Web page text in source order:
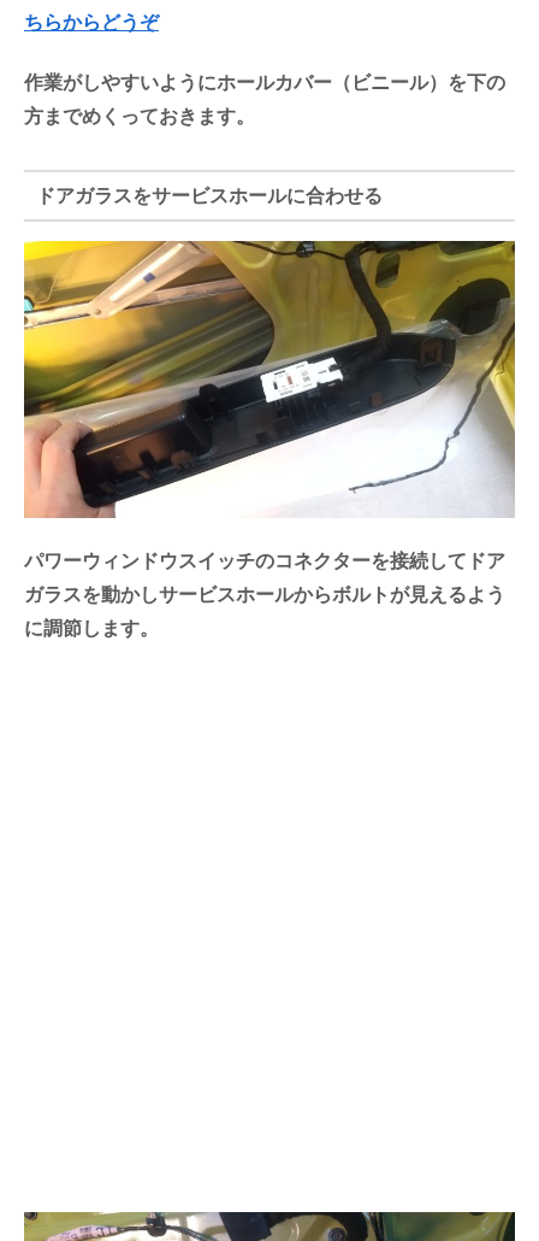
ちらからどうぞ
作業がしやすいようにホールカバー（ビニール）を下の
方までめくっておきます。
ドアガラスをサービスホールに合わせる
パワーウィンドウスイッチのコネクターを接続してドア
ガラスを動かしサービスホールからボルトが見えるよう
に調節します。